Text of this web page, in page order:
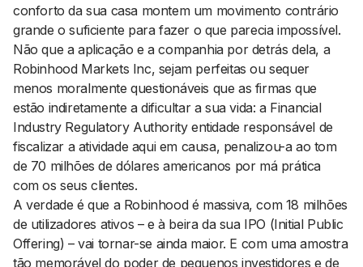
conforto da sua casa montem um movimento contrário
grande o suficiente para fazer o que parecia impossível.
Não que a aplicação e a companhia por detrás dela, a
Robinhood Markets Inc, sejam perfeitas ou sequer
menos moralmente questionáveis que as firmas que
estão indiretamente a dificultar a sua vida: a Financial
Industry Regulatory Authorityentidade responsável de
fiscalizar a atividade aqui em causa, penalizou-a ao tom
de 70 milhões de dólares americanos por má prática
com os seus clientes.
A verdade é que a Robinhoodé massiva, com 18 milhões
de utilizadores ativos – e à beira da sua IPO (Initial Public
Offering) – vai tornar-se ainda maior. E com uma amostra
tão memorável do poder de pequenos investidores e de